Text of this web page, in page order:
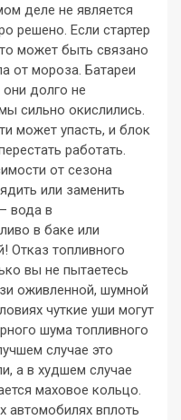
деле не является
решено. Если стартер
может быть связано
от мороза. Батареи
они долго не
сильно окислились.
может упасть, и блок
работать.
от сезона
или заменить
вода в
в баке или
Отказ топливного
вы не пытаетесь
оживленной, шумной
чуткие уши могут
шума топливного
случае это
а в худшем случае
маховое кольцо.
автомобилях вплоть